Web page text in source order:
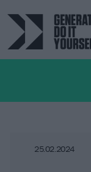
25.02.2024